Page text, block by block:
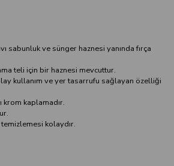
sabunluk ve sünger haznesi yanında fırça
teli için bir haznesi mevcuttur.
kullanım ve yer tasarrufu sağlayan özelliği
krom kaplamadır.
kolaydır.